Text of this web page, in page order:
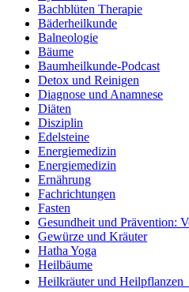
Bachblüten Therapie
Bäderheilkunde
Balneologie
Bäume
Baumheilkunde-Podcast
Detox und Reinigen
Diagnose und Anamnese
Diäten
Disziplin
Edelsteine
Energiemedizin
Energiemedizin
Ernährung
Fachrichtungen
Fasten
Gesundheit und Prävention:
Gewürze und Kräuter
Hatha Yoga
Heilbäume
Heilkräuter und Heilpflanzen